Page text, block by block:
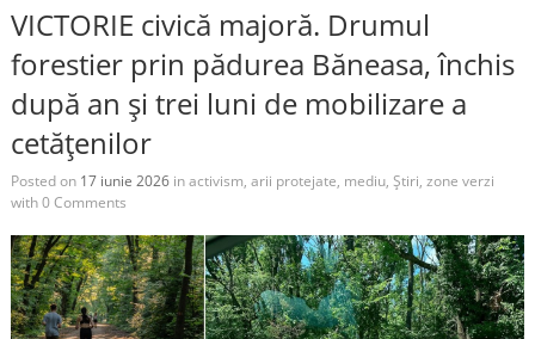
VICTORIE civică majoră. Drumul
forestier prin pădurea Băneasa, închis
după an și trei luni de mobilizare a
cetățenilor
Posted on 17 iunie 2026inactivism, arii protejate, mediu, Știri, zone verzi
with0 Comments